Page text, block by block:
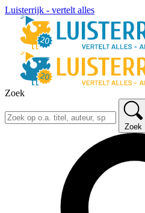
Luisterrijk - vertelt alles
Zoek
Zoek